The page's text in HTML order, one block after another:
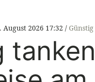
August 2026 17:32